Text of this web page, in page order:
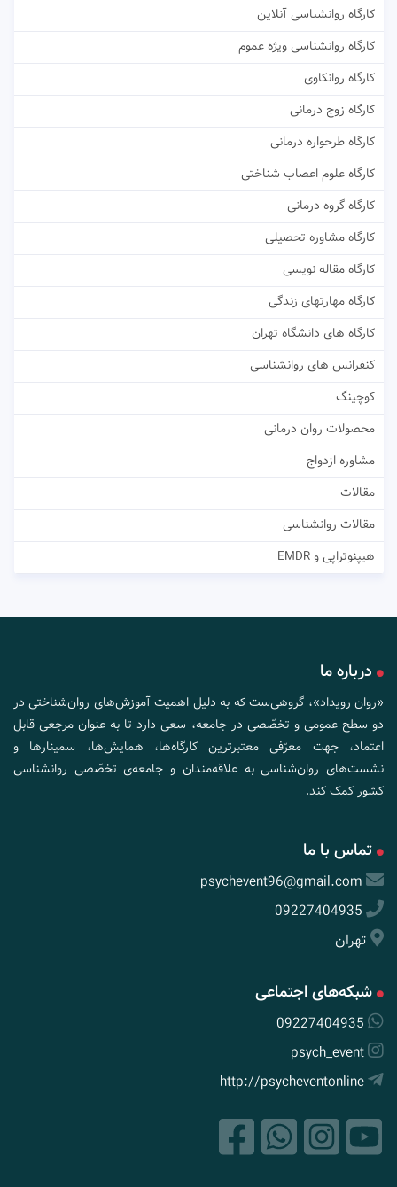
کارگاه روانشناسی آنلاین
کارگاه روانشناسی ویژه عموم
کارگاه روانکاوی
کارگاه زوج درمانی
کارگاه طرحواره درمانی
کارگاه علوم اعصاب شناختی
کارگاه گروه درمانی
کارگاه مشاوره تحصیلی
کارگاه مقاله نویسی
کارگاه مهارتهای زندگی
کارگاه های دانشگاه تهران
کنفرانس های روانشناسی
کوچینگ
محصولات روان درمانی
مشاوره ازدواج
مقالات
مقالات روانشناسی
هیپنوتراپی و EMDR
درباره ما
«روان رویداد»، گروهی‌ست که به دلیل اهمیت آموزش‌های روان‌شناختی در
دو سطح عمومی و تخصّصی در جامعه، سعی دارد تا به عنوان مرجعی قابل
اعتماد، جهت معرّفی معتبرترین کارگاه‌ها، همایش‌ها، سمینارها و
نشست‌های روان‌شناسی به علاقه‌مندان و جامعه‌ی تخصّصی روانشناسی
کشور کمک کند.
تماس با ما
psychevent96@gmail.com
09227404935
تهران
شبکه‌های اجتماعی
09227404935
psych_event
http://psycheventonline